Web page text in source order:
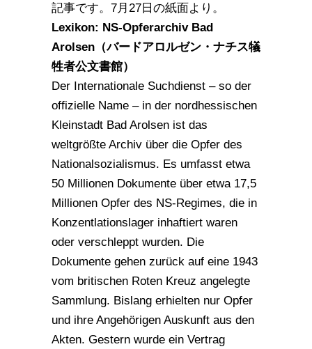
記事です。7月27日の紙面より。
Lexikon: NS-Opferarchiv Bad
Arolsen（バードアロルゼン・ナチス犠
牲者公文書館）
Der Internationale Suchdienst – so der
offizielle Name – in der nordhessischen
Kleinstadt Bad Arolsen ist das
weltgrößte Archiv über die Opfer des
Nationalsozialismus. Es umfasst etwa
50 Millionen Dokumente über etwa 17,5
Millionen Opfer des NS-Regimes, die in
Konzentlationslager inhaftiert waren
oder verschleppt wurden. Die
Dokumente gehen zurück auf eine 1943
vom britischen Roten Kreuz angelegte
Sammlung. Bislang erhielten nur Opfer
und ihre Angehörigen Auskunft aus den
Akten. Gestern wurde ein Vertrag